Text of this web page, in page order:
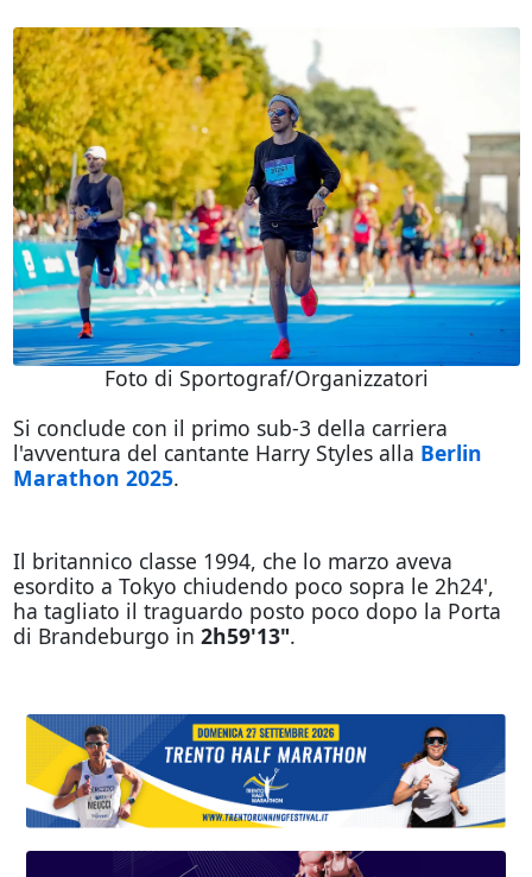
Foto di Sportograf/Organizzatori
Si conclude con il primo sub-3 della carriera
l'avventura del cantante Harry Styles alla Berlin
Marathon 2025.
Il britannico classe 1994, che lo marzo aveva
esordito a Tokyo chiudendo poco sopra le 2h24',
ha tagliato il traguardo posto poco dopo la Porta
di Brandeburgo in 2h59'13".